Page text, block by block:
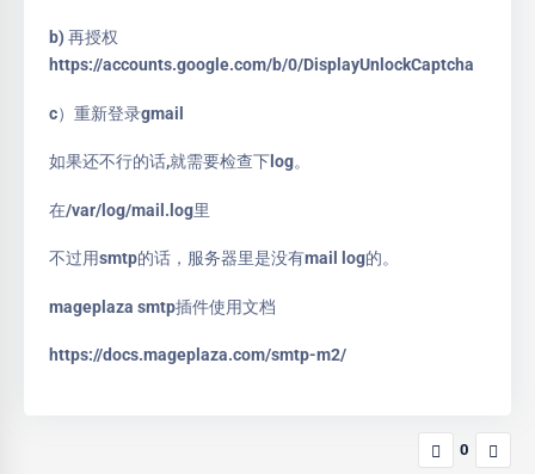
b) 再授权
https://accounts.google.com/b/0/DisplayUnlockCaptcha
c）重新登录gmail
如果还不行的话,就需要检查下log。
在/var/log/mail.log里
不过用smtp的话，服务器里是没有mail log的。
mageplaza smtp插件使用文档
https://docs.mageplaza.com/smtp-m2/
0